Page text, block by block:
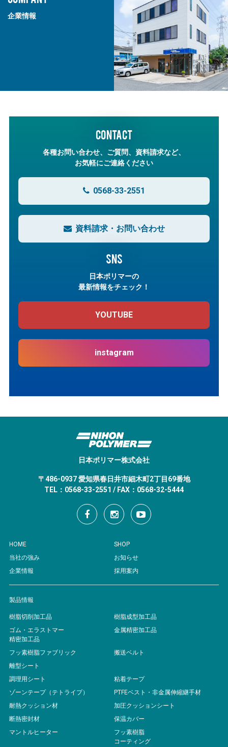
企業情報
CONTACT
各種お問い合わせ、ご質問、資料請求など、
お気軽にご連絡ください
0568-33-2551
資料請求・お問い合わせ
SNS
日本ポリマーの
最新情報をチェック！
YOUTUBE
instagram
日本ポリマー株式会社
〒486-0937 愛知県春日井市細木町2丁目69番地
TEL：0568-33-2551 / FAX：0568-32-5444
HOME
SHOP
当社の強み
お知らせ
企業情報
採用案内
製品情報
樹脂切削加工品
樹脂成型加工品
ゴム・エラストマー
精密加工品
金属精密加工品
フッ素樹脂ファブリック
搬送ベルト
離型シート
調理用シート
粘着テープ
ゾーンテープ（テトライプ）
PTFEベスト・非金属伸縮継手材
耐熱クッション材
加圧クッションシート
断熱密封材
保温カバー
マントルヒーター
フッ素樹脂
コーティング